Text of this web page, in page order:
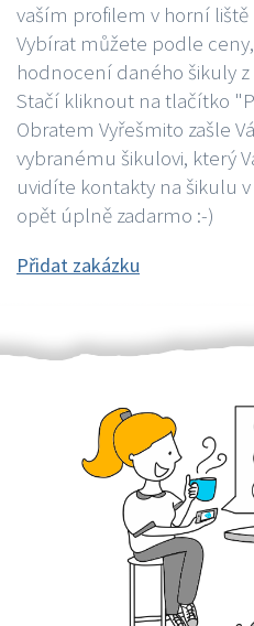
vaším profilem v horní
Vybírat můžete podle
hodnocení daného šikuly
Stačí kliknout na tlačítko
Obratem Vyřešmito zašle
vybranému šikulovi, který
uvidíte kontakty na šikulu v
opět úplně zadarmo :-)
Přidat zakázku